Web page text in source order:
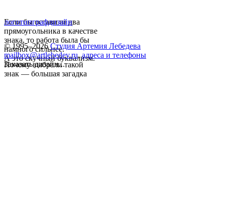
Если бы оставили два
прямоугольника в качестве
знака, то работа была бы
намного сильнее.
А это скучный буквализм.
Почему выбрали такой
знак — большая загадка
логотипграфдизайн
© 1995–2026 Студия Артемия Лебедева
mailbox@artlebedev.ru, адреса и телефоны
Заказать дизайн...